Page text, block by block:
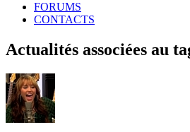
FORUMS
CONTACTS
Actualités associées au